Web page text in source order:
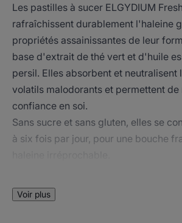
Les pastilles à sucer ELGYDIUM
rafraîchissent durablement l'haleine
propriétés assainissantes de leur
base d'extrait de thé vert et d'huile
persil. Elles absorbent et neutralisent
volatils malodorants et permettent
confiance en soi.
Sans sucre et sans gluten, elles se
à six fois par jour, pour une bouche
Voir plus